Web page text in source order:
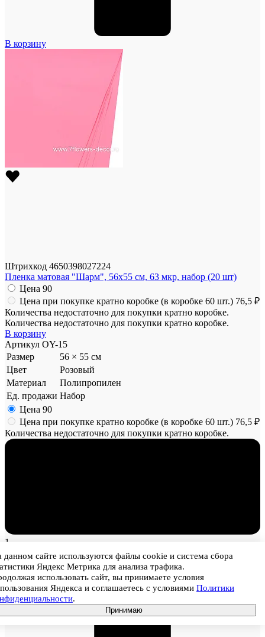
В корзину
Штрихкод 4650398027224
Пленка матовая "Шарм", 56x55 см, 63 мкр, набор (20 шт)
Цена 90
Цена при покупке кратно коробке (в коробке 60 шт.) 76,5 ₽
Количества недостаточно для покупки кратно коробке.
Количества недостаточно для покупки кратно коробке.
В корзину
Артикул OY-15
Размер
56 × 55 см
Цвет
Розовый
Материал
Полипропилен
Ед. продажи Набор
Цена 90
Цена при покупке кратно коробке (в коробке 60 шт.) 76,5 ₽
Количества недостаточно для покупки кратно коробке.
1
данном сайте используются файлы cookie и система сбора
Яндекс Метрика для анализа трафика.
использовать сайт, вы принимаете условия
Яндекса и соглашаетесь с условиями Политики
.
Принимаю